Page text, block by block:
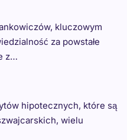
kluczowym
za powstałe
z…
hipotecznych, które są
wielu